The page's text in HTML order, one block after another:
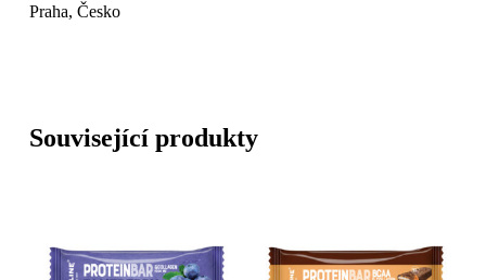
Praha, Česko
Související produkty